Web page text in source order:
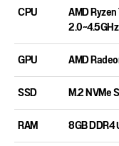
CPU AMD
2.0~4.5GHz
GPU
AMD
SSD
M.2 NVMe
RAM
8GB